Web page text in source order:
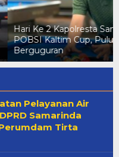
Samarinda dan
Puluhan Atlet
Pelayanan Air
Samarinda
Tirta